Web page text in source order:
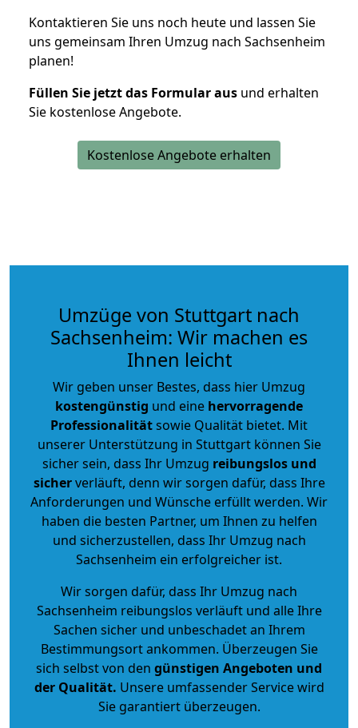
Kontaktieren Sie uns noch heute und lassen Sie
uns gemeinsam Ihren Umzug nach Sachsenheim
planen!
Füllen Sie jetzt das Formular aus und erhalten
Sie kostenlose Angebote.
Kostenlose Angebote erhalten
Umzüge von Stuttgart nach
Sachsenheim: Wir machen es
Ihnen leicht
Wir geben unser Bestes, dass hier Umzug
kostengünstig und eine hervorragende
Professionalitätsowie Qualität bietet. Mit
unserer Unterstützung in Stuttgart können Sie
sicher sein, dass Ihr Umzug reibungslos und
sicherverläuft, denn wir sorgen dafür, dass Ihre
Anforderungen und Wünsche erfüllt werden. Wir
haben die besten Partner, um Ihnen zu helfen
und sicherzustellen, dass Ihr Umzug nach
Sachsenheim ein erfolgreicher ist.
Wir sorgen dafür, dass Ihr Umzug nach
Sachsenheim reibungslos verläuft und alle Ihre
Sachen sicher und unbeschadet an Ihrem
Bestimmungsort ankommen. Überzeugen Sie
sich selbst von den günstigen Angeboten und
der Qualität. Unsere umfassender Service wird
Sie garantiert überzeugen.